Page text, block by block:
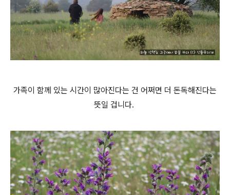
가족이 함께 있는 시간이 많아진다는 건 어쩌면 더 돈독해진다는
뜻일 겁니다.